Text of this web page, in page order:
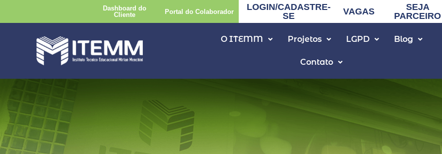
Dashboard do
Cliente
Portal do Colaborador
LOGIN/CADASTRE-
SE
VAGAS
SEJA
PARCEIRO
O ITEMM Projetos LGPD Blog
Contato